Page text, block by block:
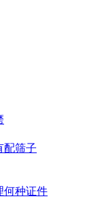
配筛子
何种证件